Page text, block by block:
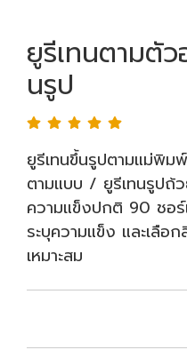
ยูรีเทนตามตั
นรูป
ยูรีเทนขึ้นรูปตามแม่พิม
ตามแบบ / ยูรีเทนรูปถ้
ความแข็งปกติ 90 ชอร์
ระบุความแข็ง และเลือ
เหมาะสม